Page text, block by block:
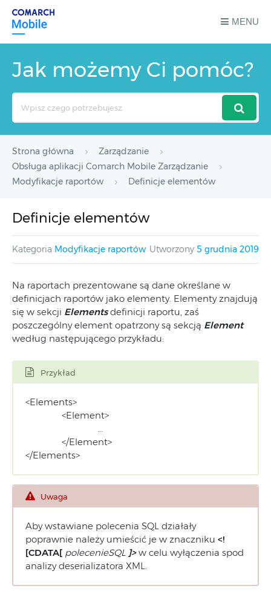
MENU
Jak możemy Ci pomóc?
Strona główna
Zarządzanie
Obsługa aplikacji Comarch Mobile Zarządzanie
Modyfikacje raportów
Definicje elementów
Definicje elementów
Kategoria Modyfikacje raportów Utworzony 5 grudnia 2019
Na raportach prezentowane są dane określane w
definicjach raportów jako elementy. Elementy znajdują
się w sekcji Elementsdefinicji raportu, zaś
poszczególny element opatrzony są sekcją Element
według następującego przykładu:
Przykład
<Elements>
<Element>
…
</Element>
</Elements>
Uwaga
Aby wstawiane polecenia SQL działały
poprawnie należy umieścić je w znaczniku <!
[CDATA[ polecenieSQL ]>w celu wyłączenia spod
analizy deserializatora XML.